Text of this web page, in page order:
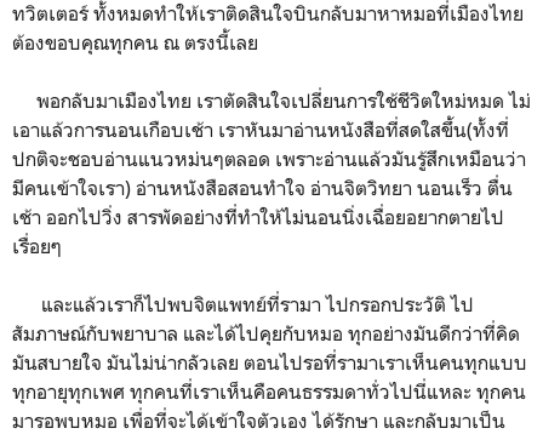
ทวิตเตอร์ ทั้งหมดทำให้เราติดสินใจบินกลับมาหาหมอที่เมืองไทย
ต้องขอบคุณทุกคน ณ ตรงนี้เลย
พอกลับมาเมืองไทย เราตัดสินใจเปลี่ยนการใช้ชีวิตใหม่หมด ไม่
เอาแล้วการนอนเกือบเช้า เราหันมาอ่านหนังสือที่สดใสขึ้น(ทั้งที่
ปกติจะชอบอ่านแนวหม่นๆตลอด เพราะอ่านแล้วมันรู้สึกเหมือนว่า
มีคนเข้าใจเรา) อ่านหนังสือสอนทำใจ อ่านจิตวิทยา นอนเร็ว ตื่น
เช้า ออกไปวิ่ง สารพัดอย่างที่ทำให้ไม่นอนนิ่งเฉื่อยอยากตายไป
เรื่อยๆ
และแล้วเราก็ไปพบจิตแพทย์ที่รามา ไปกรอกประวัติ ไป
สัมภาษณ์กับพยาบาล และได้ไปคุยกับหมอ ทุกอย่างมันดีกว่าที่คิด
มันสบายใจ มันไม่น่ากลัวเลย ตอนไปรอที่รามาเราเห็นคนทุกแบบ
ทุกอายุทุกเพศ ทุกคนที่เราเห็นคือคนธรรมดาทั่วไปนี่แหละ ทุกคน
มารอพบหมอ เพื่อที่จะได้เข้าใจตัวเอง ได้รักษา และกลับมาเป็น